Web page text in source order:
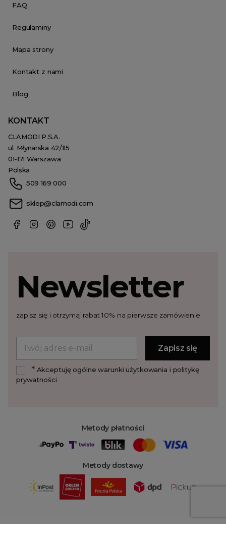
FAQ
Regulaminy
Mapa strony
Kontakt z nami
Blog
KONTAKT
CLAMODI P.S.A.
ul. Młynarska 42/115
01-171 Warszawa
Polska
509 169 000
sklep@clamodi.com
Metody płatności
Metody dostawy
Newsletter
zapisz się i otrzymaj rabat 10% na pierwsze zamówienie
*Akceptuję ogólne warunki użytkowania i politykę
prywatności